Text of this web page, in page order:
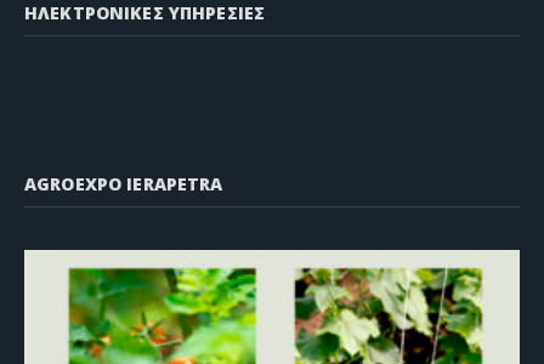
ΗΛΕΚΤΡΟΝΙΚΕΣ ΥΠΗΡΕΣΙΕΣ
AGROEXPO IERAPETRA